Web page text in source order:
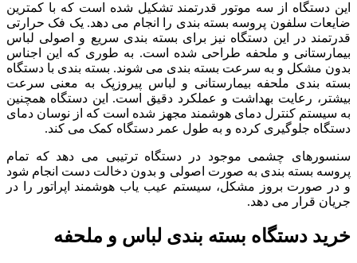
این دستگاه از سه موتور قدرتمند تشکیل شده است که با کمترین
ضایعات سلفون پروسه بسته بندی را انجام می دهد. یک فک حرارتی
قدرتمند در این دستگاه نیز برای بسته بندی سریع و اصولی لباس
بیمارستانی و ملحفه طراحی شده است. به طوری که این اجناس
بدون مشکل و به سرعت بسته بندی می شوند. بسته بندی با دستگاه
بسته بندی ملحفه بیمارستانی و لباس پیروزپک به معنی سرعت
بیشتر، رعایت بهداشت و عملکرد دقیق است. این دستگاه همچنین
به سیستم کنترل دمای هوشمند مجهز شده است که از نوسان دمای
دستگاه جلوگیری کرده و به طول عمر دستگاه کمک می کند.
سنسورهای چشمی موجود در دستگاه ترتیبی می دهد که تمام
پروسه بسته بندی به صورت اصولی و بدون دخالت دست انجام شود
و در صورت بروز مشکل، سیستم عیب یاب هوشمند اپراتور را در
جریان قرار می دهد.
خرید دستگاه بسته بندی لباس و ملحفه